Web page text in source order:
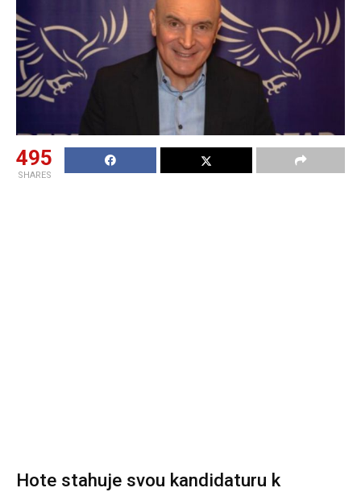
495
SHARES
Hote stahuje svou kandidaturu k